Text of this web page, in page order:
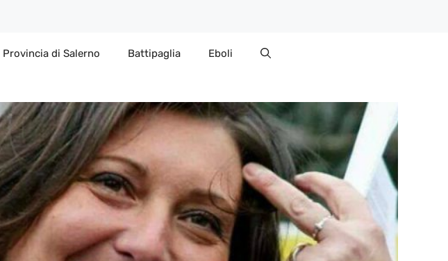
Provincia di Salerno Battipaglia Eboli